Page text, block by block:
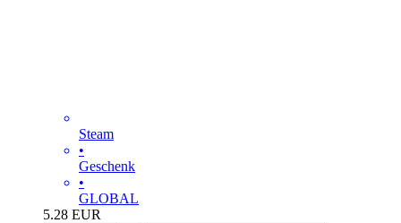
Steam
•
Geschenk
•
GLOBAL
5.28 EUR